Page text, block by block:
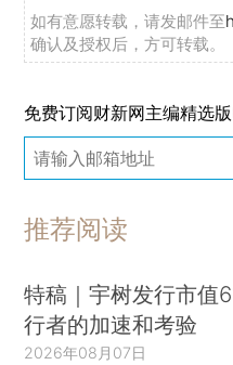
如有意愿转载，请发邮件至
确认及授权后，方可转载。
免费订阅财新网主编精选
推荐阅读
特稿｜宇树发行市值
行者的加速和考验
2026年08月07日